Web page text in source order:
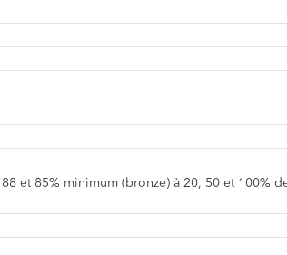
et 85% minimum (bronze) à 20, 50 et 100%